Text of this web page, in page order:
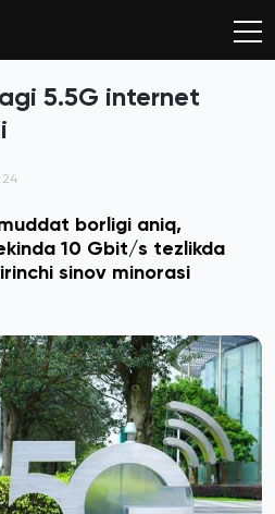
5.5G internet
borligi aniq,
10 Gbit/s tezlikda
sinov minorasi